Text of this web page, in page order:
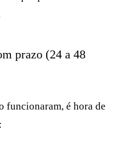
prazo (24 a 48
funcionaram, é hora de